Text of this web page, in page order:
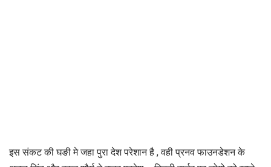
इस संकट की घङी मे जहा पुरा देश परेशान है , वही प्रनव फाउनडेशन के